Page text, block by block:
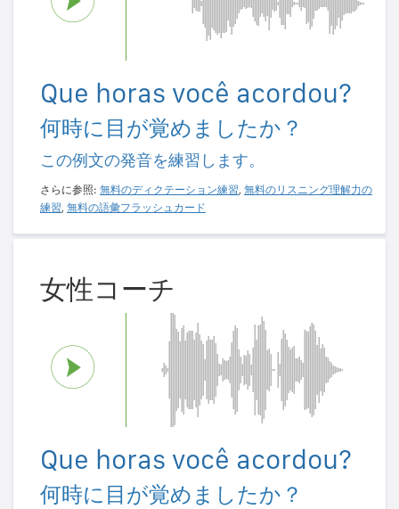
Que horas você acordou?
何時に目が覚めましたか？
この例文の発音を練習します。
さらに参照: 無料のディクテーション練習, 無料のリスニング理解力の
練習, 無料の語彙フラッシュカード
女性コーチ
Que horas você acordou?
何時に目が覚めましたか？